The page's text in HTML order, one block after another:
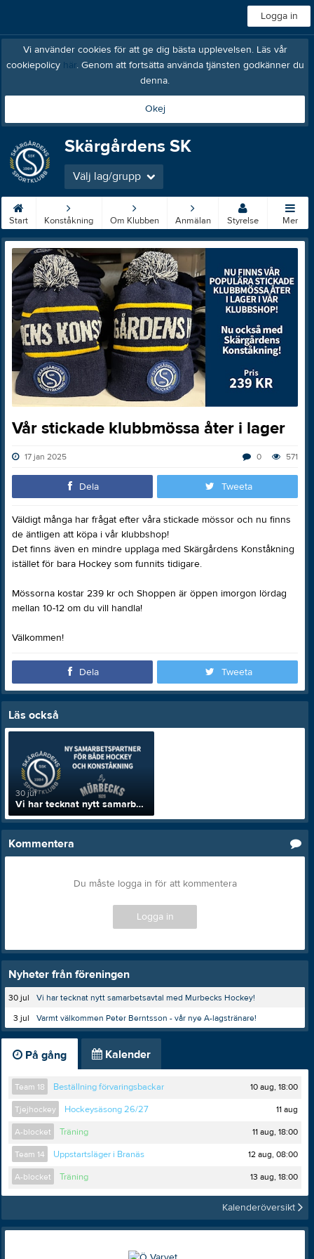
Logga in
Vi använder cookies för att ge dig bästa upplevelsen. Läs vår
cookiepolicy här. Genom att fortsätta använda tjänsten godkänner du
denna.
Okej
Skärgårdens SK
Välj lag/grupp
Start Konståkning Om Klubben Anmälan Styrelse Mer
Vår stickade klubbmössa åter i lager
17 jan 2025 571
0
Dela Tweeta
Väldigt många har frågat efter våra stickade mössor och nu finns
de äntligen att köpa i vår klubbshop!
Det finns även en mindre upplaga med Skärgårdens Konståkning
istället för bara Hockey som funnits tidigare.
Mössorna kostar 239 kr och Shoppen är öppen imorgon lördag
mellan 10-12 om du vill handla!
Välkommen!
Dela Tweeta
Läs också
30 jul
Vi har tecknat nytt samarbetsavtal med Murbecks Hockey!
Kommentera
Du måste logga in för att kommentera
Logga in
Nyheter från föreningen
30 jul
Vi har tecknat nytt samarbetsavtal med Murbecks Hockey!
3 jul
Varmt välkommen Peter Berntsson - vår nye A-lagstränare!
På gång Kalender
Team 18 Beställning förvaringsbackar 10 aug, 18:00
Tjejhockey Hockeysäsong 26/27 11 aug
A-blocket Träning 11 aug, 18:00
Team 14 Uppstartsläger i Branäs 12 aug, 08:00
A-blocket Träning 13 aug, 18:00
Kalenderöversikt